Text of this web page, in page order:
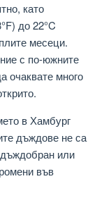
като
до 22°C
месеци.
с по-южните
очаквате много
в Хамбург
дъждове не са
или
във